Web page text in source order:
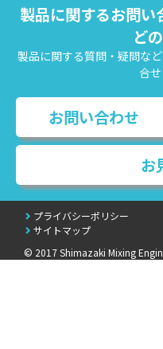
製品に関するお問い
ど
製品に関する質問・疑問な
合せ
お問い合わせ
お
プライバシーポリシー
サイトマップ
© 2017 Shimazaki Mixing